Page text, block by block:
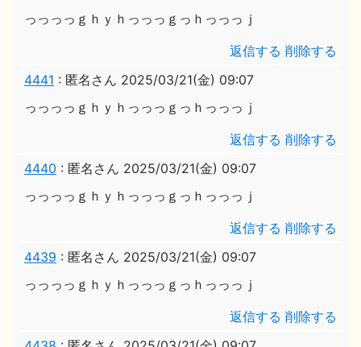
っっっっｇｈｙｈっっっｇっｈっっっｊ
返信する 削除する
4441 : 匿名さん 2025/03/21(金) 09:07
っっっっｇｈｙｈっっっｇっｈっっっｊ
返信する 削除する
4440 : 匿名さん 2025/03/21(金) 09:07
っっっっｇｈｙｈっっっｇっｈっっっｊ
返信する 削除する
4439 : 匿名さん 2025/03/21(金) 09:07
っっっっｇｈｙｈっっっｇっｈっっっｊ
返信する 削除する